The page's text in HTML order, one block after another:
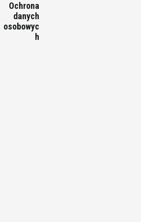
Ochrona
danych
osobowyc
h